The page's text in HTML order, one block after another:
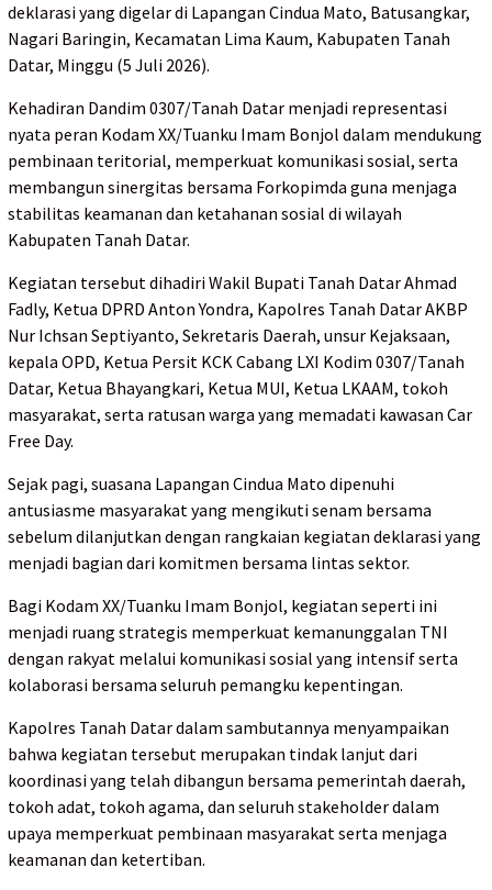
deklarasi yang digelar di Lapangan Cindua Mato, Batusangkar,
Nagari Baringin, Kecamatan Lima Kaum, Kabupaten Tanah
Datar, Minggu (5 Juli 2026).
Kehadiran Dandim 0307/Tanah Datar menjadi representasi
nyata peran Kodam XX/Tuanku Imam Bonjol dalam mendukung
pembinaan teritorial, memperkuat komunikasi sosial, serta
membangun sinergitas bersama Forkopimda guna menjaga
stabilitas keamanan dan ketahanan sosial di wilayah
Kabupaten Tanah Datar.
Kegiatan tersebut dihadiri Wakil Bupati Tanah Datar Ahmad
Fadly, Ketua DPRD Anton Yondra, Kapolres Tanah Datar AKBP
Nur Ichsan Septiyanto, Sekretaris Daerah, unsur Kejaksaan,
kepala OPD, Ketua Persit KCK Cabang LXI Kodim 0307/Tanah
Datar, Ketua Bhayangkari, Ketua MUI, Ketua LKAAM, tokoh
masyarakat, serta ratusan warga yang memadati kawasan Car
Free Day.
Sejak pagi, suasana Lapangan Cindua Mato dipenuhi
antusiasme masyarakat yang mengikuti senam bersama
sebelum dilanjutkan dengan rangkaian kegiatan deklarasi yang
menjadi bagian dari komitmen bersama lintas sektor.
Bagi Kodam XX/Tuanku Imam Bonjol, kegiatan seperti ini
menjadi ruang strategis memperkuat kemanunggalan TNI
dengan rakyat melalui komunikasi sosial yang intensif serta
kolaborasi bersama seluruh pemangku kepentingan.
Kapolres Tanah Datar dalam sambutannya menyampaikan
bahwa kegiatan tersebut merupakan tindak lanjut dari
koordinasi yang telah dibangun bersama pemerintah daerah,
tokoh adat, tokoh agama, dan seluruh stakeholder dalam
upaya memperkuat pembinaan masyarakat serta menjaga
keamanan dan ketertiban.